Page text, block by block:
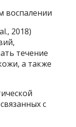
воспалении
2018)
течение
а также
с